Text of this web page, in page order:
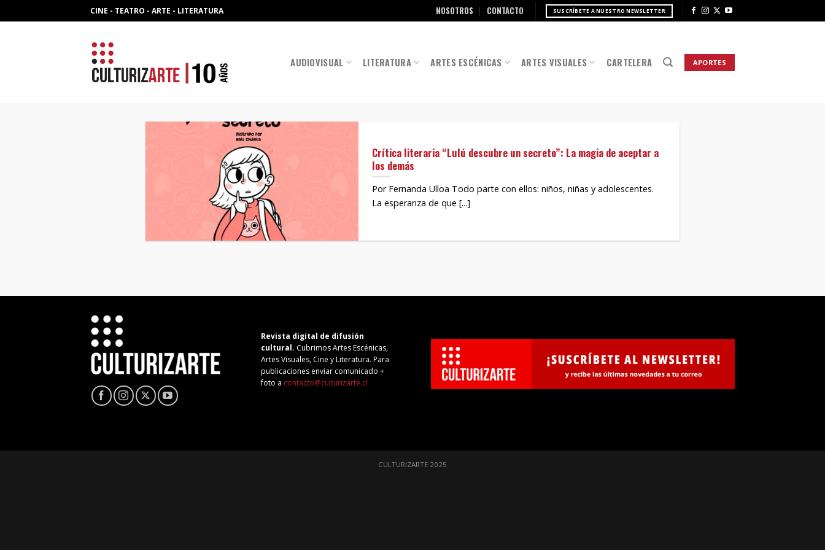
to
CINE - TEATRO - ARTE - LITERATURA NOSOTROS CONTACTO SUSCRÍBETE A NUESTRO NEWSLETTER
AUDIOVISUAL LITERATURA ARTES ESCÉNICAS ARTES VISUALES CARTELERA APORTES
Crítica literaria “Lulú descubre un secreto”: La magia de aceptar a
los demás
Por Fernanda Ulloa Todo parte con ellos: niños, niñas y adolescentes.
La esperanza de que [...]
Revista digital de difusión
cultural. Cubrimos Artes Escénicas,
Artes Visuales, Cine y Literatura. Para
publicaciones enviar comunicado +
foto a contacto@culturizarte.cl
CULTURIZARTE 2025